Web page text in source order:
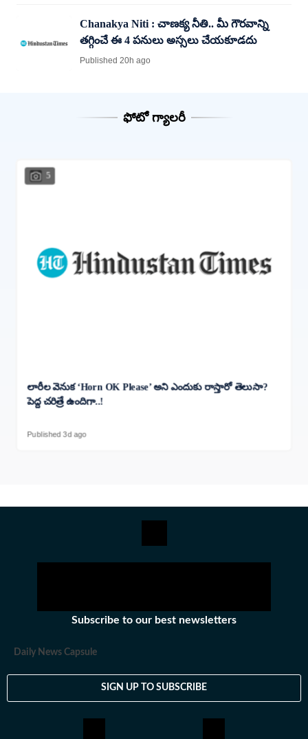
Chanakya Niti : చాణక్య నీతి.. మీ గౌరవాన్ని
తగ్గించే ఈ 4 పనులు అస్సలు చేయకూడదు
Published 20h ago
ఫోటో గ్యాలరీ
5
లారీల వెనుక ‘Horn OK Please’ అని ఎందుకు రాస్తారో తెలుసా?
పెద్ద చరిత్రే ఉందిగా..!
Published 3d ago
Subscribe to our best newsletters
Daily News Capsule
SIGN UP TO SUBSCRIBE